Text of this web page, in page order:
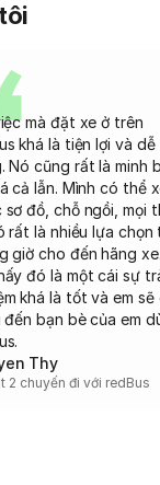
mà đặt xe ở trên
khá là tiện lợi và dễ
Nó cũng rất là minh
cả lẫn. Mình có thể
sơ đồ, chỗ ngồi, mọi
rất là nhiều lựa chọn
giờ cho đến hãng
đó là một cái sự
khá là tốt và em sẽ
đến bạn bè của em
Thy
2 chuyến đi với redBus